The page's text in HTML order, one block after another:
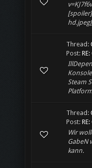
Thread:
Post:
Steam
Thread:
Post:
Wir
GabeN
kann.